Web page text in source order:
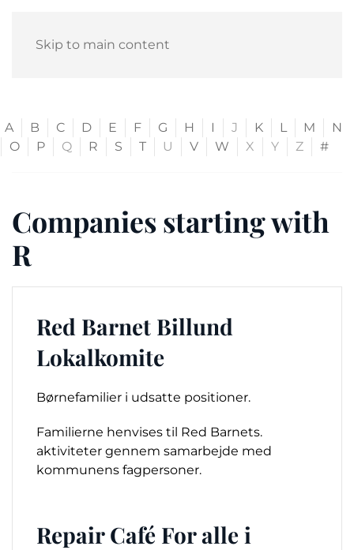
Skip to main content
A B C D E F G H I J K L M
N
O
P Q R S T U V W X Y Z #
Companies starting with
R
Red Barnet Billund
Lokalkomite
Børnefamilier i udsatte positioner.
Familierne henvises til Red Barnets.
aktiviteter gennem samarbejde med
kommunens fagpersoner.
Repair Café For alle i